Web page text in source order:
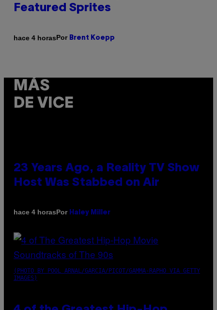
Featured Sprites
hace 4 horasPor Brent Koepp
MÁS
DE VICE
23 Years Ago, a Reality TV Show
Host Was Stabbed on Air
hace 4 horasPor Haley Miller
(PHOTO BY POOL ARNAL/GARCIA/PICOT/GAMMA-RAPHO VIA GETTY
IMAGES)